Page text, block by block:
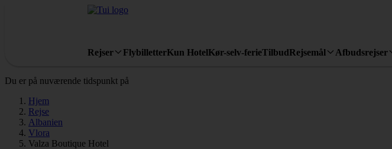
Rejser FlybilletterKun HotelKør-selv-ferieTilbudRejsemål Afbudsrejser
Du er på nuværende tidspunkt på
Hjem
Rejse
Albanien
Vlora
Valza Boutique Hotel